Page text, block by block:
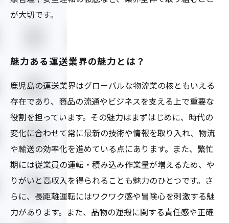
が大切です。
魅力ある運送業界の魅力とは？
鹿児島の運送業界はグローバルな物流業の核ともいえる
存在であり、商品の流通やビジネスを支える上で重要な
役割を担っています。その魅力はまずはじめに、時代の
変化に合わせて常に最新の技術や情報を取り入れ、物流
や輸送の効率化を進めている点にあります。また、繁忙
期には従業員の運転・積み込み作業量が増えるため、や
りがいと高収入を得られることも魅力のひとつです。さ
らに、長距離運転にはワクワク感や冒険心を刺激する魅
力があります。また、品物の運搬に関する責任感や正確